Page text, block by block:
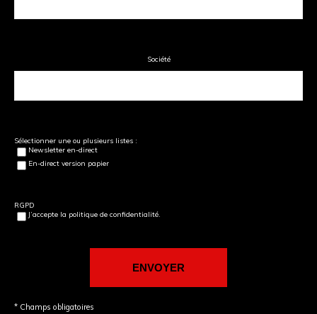
Société
Sélectionner une ou plusieurs listes :
Newsletter en-direct
En-direct version papier
RGPD
J’accepte la politique de confidentialité.
* Champs obligatoires